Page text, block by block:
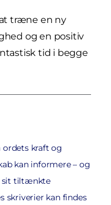
træne en ny
og en positiv
tid i begge
ordets kraft og
kan informere – og
sit tiltænkte
skriverier kan findes